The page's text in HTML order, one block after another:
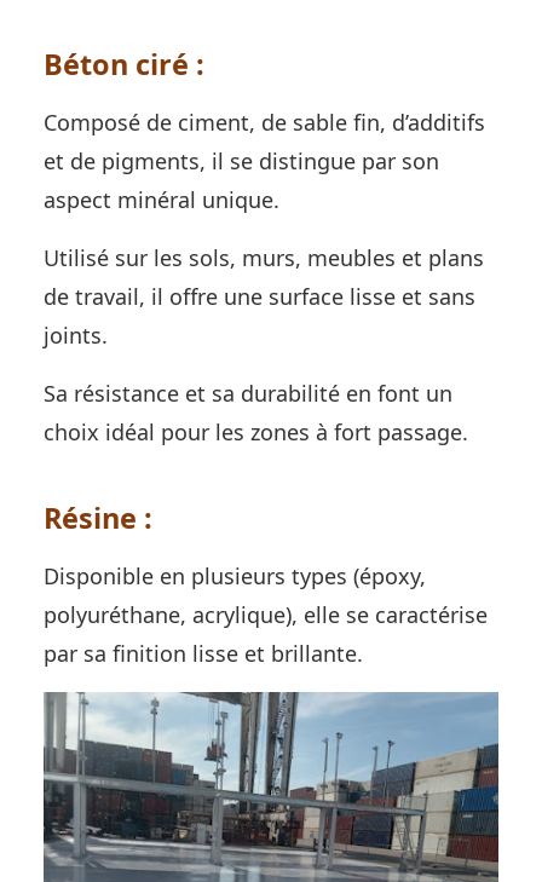
Béton ciré :
Composé de ciment, de sable fin, d’additifs
et de pigments, il se distingue par son
aspect minéral unique.
Utilisé sur les sols, murs, meubles et plans
de travail, il offre une surface lisse et sans
joints.
Sa résistance et sa durabilité en font un
choix idéal pour les zones à fort passage.
Résine :
Disponible en plusieurs types (époxy,
polyuréthane, acrylique), elle se caractérise
par sa finition lisse et brillante.